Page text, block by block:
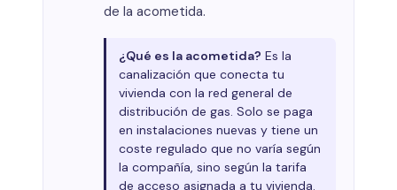
de la acometida.
¿Qué es la acometida? Es la
canalización que conecta tu
vivienda con la red general de
distribución de gas. Solo se paga
en instalaciones nuevas y tiene un
coste regulado que no varía según
la compañía, sino según la tarifa
de acceso asignada a tu vivienda.